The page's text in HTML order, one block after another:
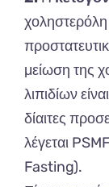
χοληστερόλη
μείωση της
λιπιδίων
δίαιτες
λέγεται
Fasting).